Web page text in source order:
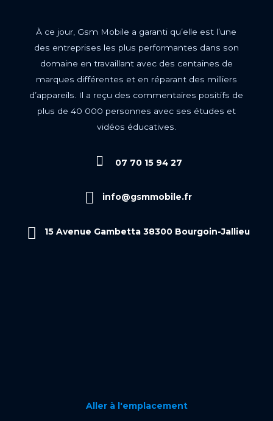
À ce jour, Gsm Mobile a garanti qu’elle est l’une
des entreprises les plus performantes dans son
domaine en travaillant avec des centaines de
marques différentes et en réparant des milliers
d’appareils. Il a reçu des commentaires positifs de
plus de 40 000 personnes avec ses études et
vidéos éducatives.
07 70 15 94 27
info@gsmmobile.fr
15 Avenue Gambetta 38300 Bourgoin-Jallieu
Aller à l'emplacement